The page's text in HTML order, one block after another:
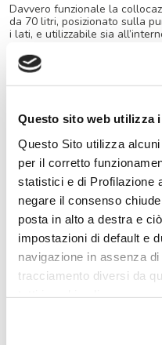
Questo sito web utilizza
Questo Sito utilizza
per il corretto
statistici e di Profilazione
negare il consenso
posta in alto a destra e
impostazioni di default e
navigazione in assenza
tracciamento diversi da
su acconsento
Davvero funzionale la
da 70 litri, posizionato sulla
i lati, e utilizzabile sia
– sulla sinistra il wc con
un pensile e la finestra
-la parte destra interamente
una tenda con magneti. È
stenderla fuori ad asciugare.
Il box doccia è dotato di
un’asta con meccanismo
Spazio e comfort. La zona